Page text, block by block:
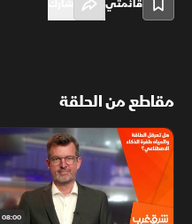
قائمتي
مقاطع من الحلقة
08:00